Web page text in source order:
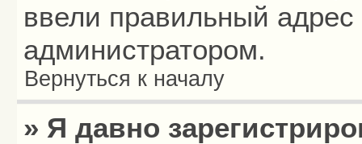
ввели правильный адрес
администратором.
Вернуться к началу
» Я давно